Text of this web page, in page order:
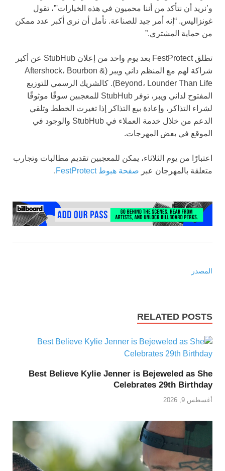
و’نريد أن نتأكد من أننا محميون في هذه الخيارات'”، تقول
غونزاليس. “إنه أمر جيد للصناعة. نأمل أن نرى أكبر عدد ممكن
من حماية المشتري.”
تطلق FestProtect بعد يوم واحد من إعلان StubHub عن أكبر
شراكة لهم مع المنظم داني ويبر (Aftershock، Bourbon &
Beyond، Lounder Than Life). كالشريك الرسمي للتوزيع
المفتوح لداني ويبر، توفر StubHub للمعجبين سوقًا موثوقًا
لشراء التذاكر، وإعادة بيع التذاكر إذا تغيرت الخطط وتلقي
الدعم من خلال خدمة العملاء في StubHub والوجود في
الموقع في بعض المهرجات.
اعتبارًا من يوم الثلاثاء، يمكن للمعجبين تقديم مطالبات وتجارب
متعلقة بالمهرجان عبر صفحة هبوط FestProtect .
المصدر
RELATED POSTS
Best Believe Kylie Jenner is Bejeweled as She
Celebrates 29th Birthday
أغسطس 9, 2026